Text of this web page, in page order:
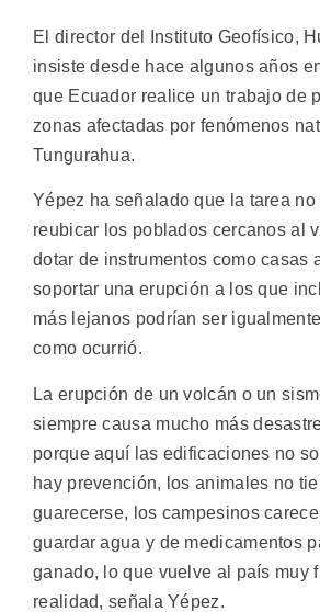
El director del Instituto Geofísico,
insiste desde hace algunos años
que Ecuador realice un trabajo de
zonas afectadas por fenómenos
Tungurahua.
Yépez ha señalado que la tarea no
reubicar los poblados cercanos al
dotar de instrumentos como casas
soportar una erupción a los que
más lejanos podrían ser
como ocurrió.
La erupción de un volcán o un
siempre causa mucho más
porque aquí las edificaciones no
hay prevención, los animales no
guarecerse, los campesinos
guardar agua y de medicamentos
ganado, lo que vuelve al país muy
realidad, señala Yépez.